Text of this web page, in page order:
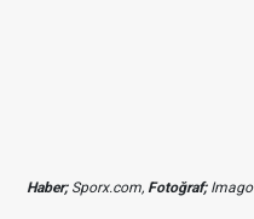
Haber;Sporx.com, Fotoğraf;Imago